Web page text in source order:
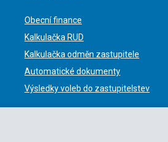
Obecní finance
Kalkulačka RUD
Kalkulačka odměn zastupitele
Automatické dokumenty
Výsledky voleb do zastupitelstev